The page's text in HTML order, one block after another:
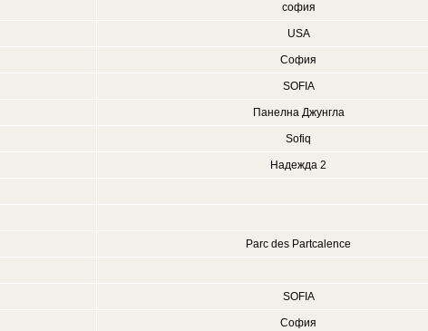
софия
USA
София
SOFIA
Панелна Джунгла
Sofiq
Надежда 2
Parc des Partcalence
SOFIA
София